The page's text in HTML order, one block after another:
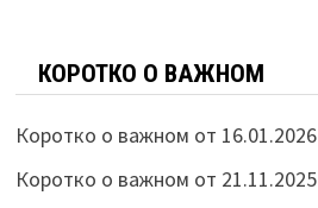
КОРОТКО О ВАЖНОМ
Коротко о важном от 16.01.2026
Коротко о важном от 21.11.2025